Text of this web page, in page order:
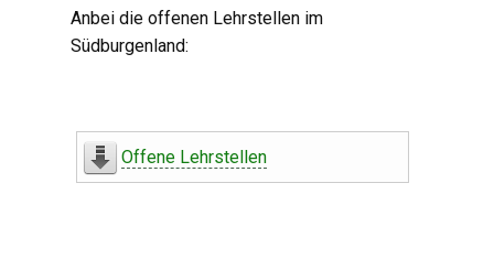
Anbei die offenen Lehrstellen im
Südburgenland:
Offene Lehrstellen